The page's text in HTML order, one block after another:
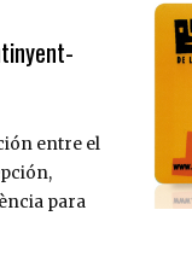
entre el
para